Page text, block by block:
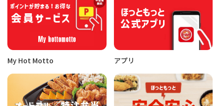
My Hot Motto アプリ